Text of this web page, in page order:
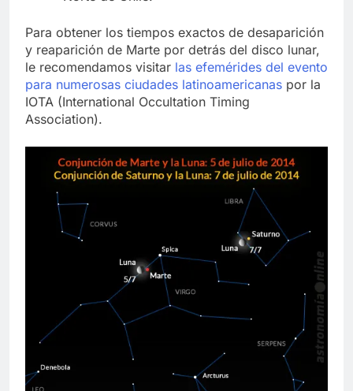
Para obtener los tiempos exactos de desaparición
y reaparición de Marte por detrás del disco lunar,
le recomendamos visitar las efemérides del evento
para numerosas ciudades latinoamericanas por la
IOTA (International Occultation Timing
Association).